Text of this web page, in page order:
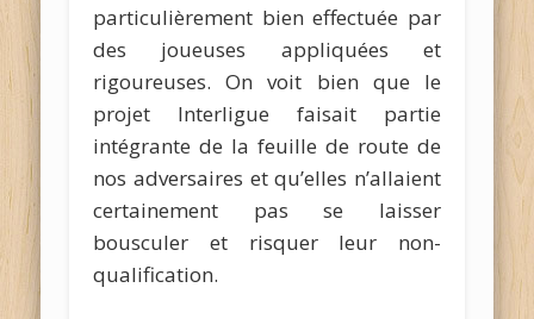
particulièrement bien effectuée par
des joueuses appliquées et
rigoureuses. On voit bien que le
projet Interligue faisait partie
intégrante de la feuille de route de
nos adversaires et qu’elles n’allaient
certainement pas se laisser
bousculer et risquer leur non-
qualification.